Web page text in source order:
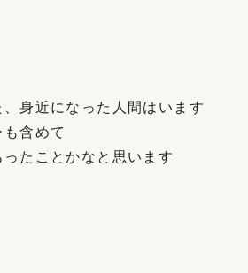
身近になった人間はいます
含めて
たことかなと思います